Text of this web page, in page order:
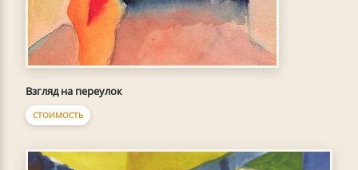
Взгляд на переулок
СТОИМОСТЬ